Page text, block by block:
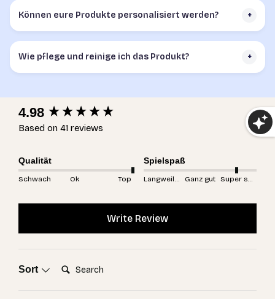
Können eure Produkte personalisiert werden? +
Wie pflege und reinige ich das Produkt? +
4.98
Based on 41 reviews
Qualität
Schwach Ok Top
Spielspaß
Langweilig Ganz gut Super spannend
Write Review
Sort Search:
New content loaded